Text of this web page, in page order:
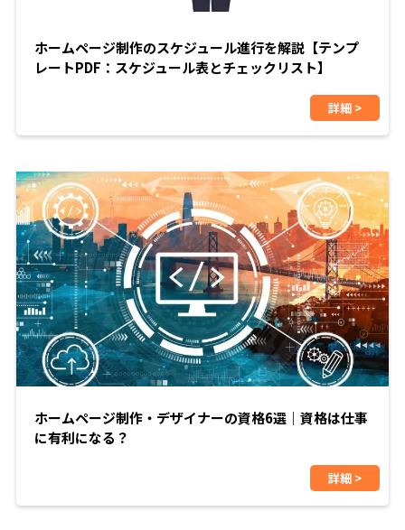
ホームページ制作のスケジュール進行を解説【テンプ
レートPDF：スケジュール表とチェックリスト】
詳細 >
ホームページ制作・デザイナーの資格6選｜資格は仕事
に有利になる？
詳細 >